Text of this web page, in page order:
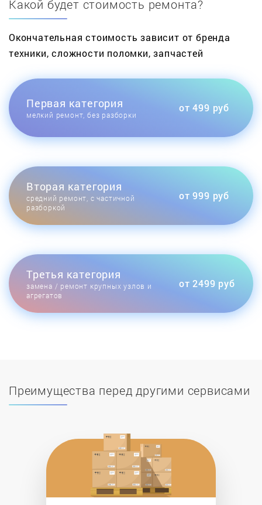
Какой будет стоимость ремонта?
Окончательная стоимость зависит от бренда
техники, сложности поломки, запчастей
Первая категория
мелкий ремонт, без разборки
от 499 руб
Вторая категория
средний ремонт, с частичной
разборкой
от 999 руб
Третья категория
замена / ремонт крупных узлов и
агрегатов
от 2499 руб
Преимущества перед другими сервисами